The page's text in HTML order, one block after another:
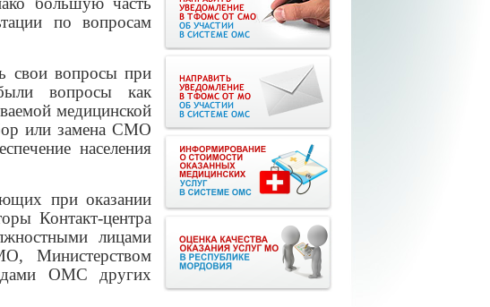
по вопросам
свои вопросы при
вопросы как
медицинской
или замена СМО
населения
при оказании
Контакт-центра
лицами
Министерством
ОМС других